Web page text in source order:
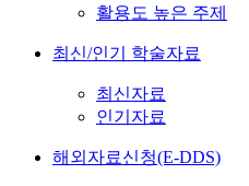
활용도 높은 주제
최신/인기 학술자료
최신자료
인기자료
해외자료신청(E-DDS)